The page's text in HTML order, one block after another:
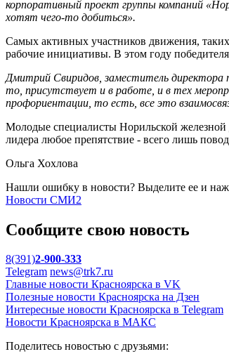
корпоративный проект группы компаний
хотят чего-то добиться».
Самых активных участников движения,
рабочие инициативы. В этом году
Дмитрий Свиридов, заместитель директора
то, присутствует и в работе, и в тех
профориентации, то есть, все это
Молодые специалисты Норильской
лидера любое препятствие - всего лишь
Ольга Хохлова
Нашли ошибку в новости? Выделите ее и
Новости СМИ2
Сообщите свою новость
8(391)2-900-333
Telegram news@trk7.ru
Главные новости Красноярска в VK
Полезные новости Красноярска на Дзен
Интересные новости Красноярска в Telegram
Новости Красноярска в МАКС
Поделитесь новостью с друзьями: